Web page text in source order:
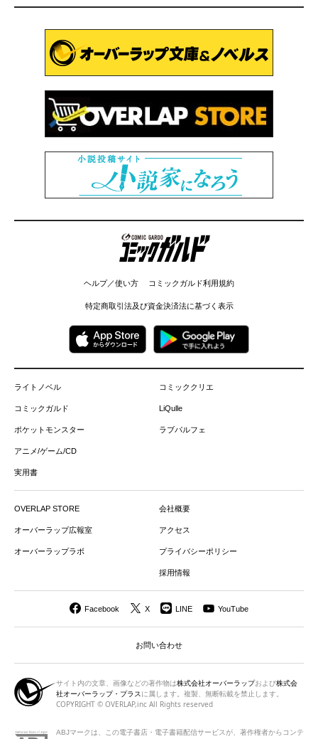
コミックガルド
ヘルプ／使い方 コミックガルド利用規約
特定商取引法及び資金決済法に基づく表示
ライトノベル
コミックガルド
ポケットモンスター
アニメ/ゲーム/CD
実用書
コミッククリエ
LiQulle
ラブパルフェ
OVERLAP STORE
オーバーラップ広報室
オーバーラップラボ
会社概要
アクセス
プライバシーポリシー
採用情報
Facebook X LINE YouTube
お問い合わせ
サイト内の文章、画像などの著作物は株式会社オーバーラップおよび株式会
社オーバーラップ・プラス に属します。複製、無断転載を禁止します。
COPYRIGHT © OVERLAP,inc All Rights reserved
ABJマークは、この電子書店・電子書籍配信サービスが、著作権者からコンテ